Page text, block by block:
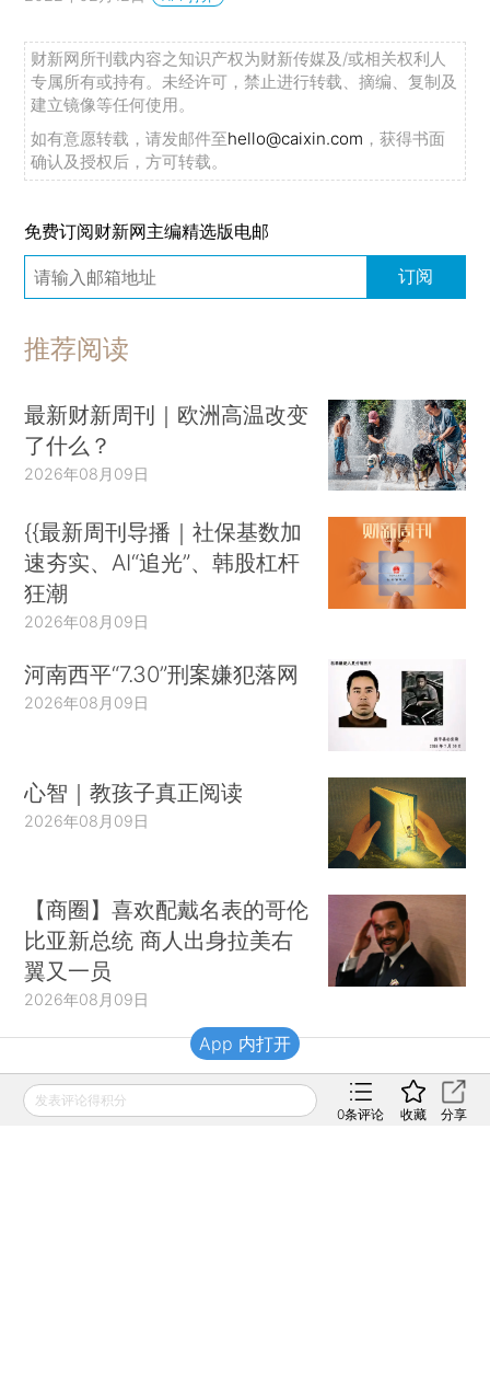
财新网所刊载内容之知识产权为财新传媒及/或相关权利人
专属所有或持有。未经许可，禁止进行转载、摘编、复制及
建立镜像等任何使用。
如有意愿转载，请发邮件至hello@caixin.com ，获得书面
确认及授权后，方可转载。
免费订阅财新网主编精选版电邮
订阅
推荐阅读
最新财新周刊｜欧洲高温改变
了什么？
2026年08月09日
{{最新周刊导播｜社保基数加
速夯实、AI“追光”、韩股杠杆
狂潮
2026年08月09日
河南西平“7.30”刑案嫌犯落网
2026年08月09日
心智｜教孩子真正阅读
2026年08月09日
【商圈】喜欢配戴名表的哥伦
比亚新总统 商人出身拉美右
翼又一员
2026年08月09日
财新移动
发表评论得积分
0条评论 收藏 分享
App 内打开